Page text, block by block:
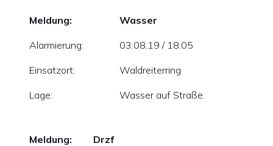
Meldung: Wasser
Alarmierung: 03.08.19 / 18:05
Einsatzort: Waldreiterring
Lage: Wasser auf Straße.
Meldung: Drzf